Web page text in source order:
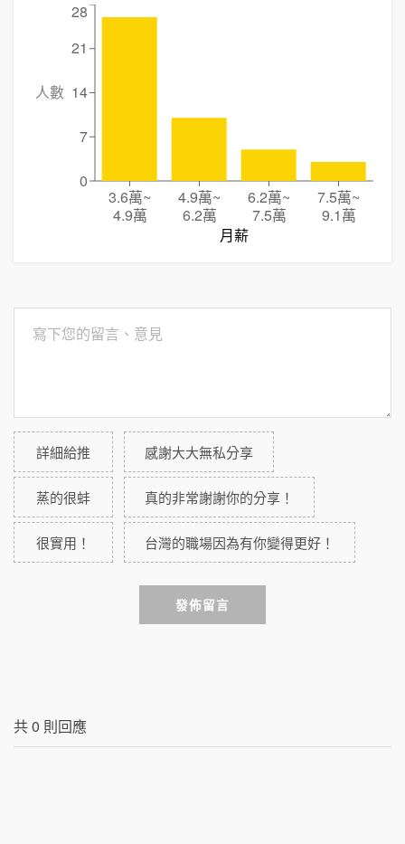
3.6萬~
4.9萬
4.9萬~
6.2萬
6.2萬~
7.5萬
7.5萬~
9.1萬
月薪
0
7
14
21
28
人數
詳細給推 感謝大大無私分享
蒸的很蚌 真的非常謝謝你的分享！
很實用！ 台灣的職場因為有你變得更好！
發佈留言
共0 則回應